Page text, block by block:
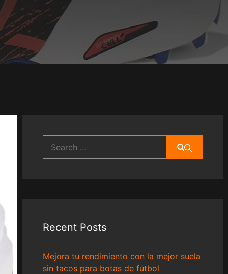
for:
Recent Posts
Mejora tu rendimiento con la mejor suela
sin tacos para botas de fútbol